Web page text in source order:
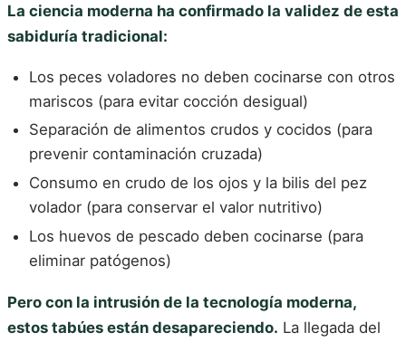
La ciencia moderna ha confirmado la validez de esta
sabiduría tradicional:
Los peces voladores no deben cocinarse con otros
mariscos (para evitar cocción desigual)
Separación de alimentos crudos y cocidos (para
prevenir contaminación cruzada)
Consumo en crudo de los ojos y la bilis del pez
volador (para conservar el valor nutritivo)
Los huevos de pescado deben cocinarse (para
eliminar patógenos)
Pero con la intrusión de la tecnología moderna,
estos tabúes están desapareciendo. La llegada del